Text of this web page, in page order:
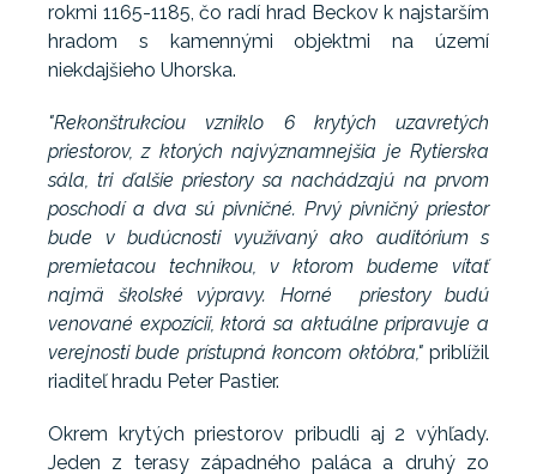
rokmi 1165-1185, čo radí hrad Beckov k najstarším
hradom s kamennými objektmi na území
niekdajšieho Uhorska.
"Rekonštrukciou vzniklo 6 krytých uzavretých
priestorov, z ktorých najvýznamnejšia je Rytierska
sála, tri ďalšie priestory sa nachádzajú na prvom
poschodí a dva sú pivničné. Prvý pivničný priestor
bude v budúcnosti využívaný ako auditórium s
premietacou technikou, v ktorom budeme vítať
najmä školské výpravy. Horné priestory budú
venované expozícii, ktorá sa aktuálne pripravuje a
verejnosti bude prístupná koncom októbra,"priblížil
riaditeľ hradu Peter Pastier.
Okrem krytých priestorov pribudli aj 2 výhľady.
Jeden z terasy západného paláca a druhý zo